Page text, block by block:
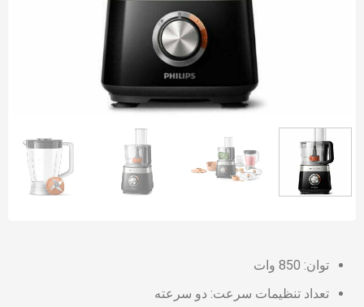
توان: 850 وات
تعداد تنظیمات سرعت: دو سرعته